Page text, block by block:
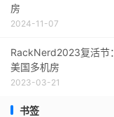
房
2024-11-07
RackNerd2023复活节
美国多机房
2023-03-21
书签